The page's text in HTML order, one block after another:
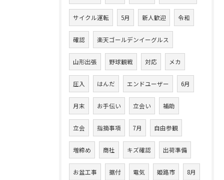
サイクル運転 5月 新人歓迎 令和
確認 楽天ゴールデンイーグルス
山形出張 野球観戦 対応 メカ
圧入 はんだ エンドユーザー 6月
月末 お手伝い 立会い 補助
立会 指摘事項 7月 自由参観
増締め 商社 キズ確認 出荷準備
お盆工事 据付 電気 姫路市 8月